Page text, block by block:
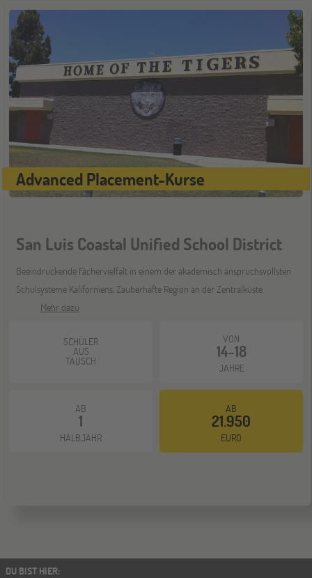
10
OKT
14
OKT
ONLINE
Schüleraustausch-Infoabend (Europa)
17
OKT
Wien
Go Global Now! Messe
28 ONLINE
Schüleraustausch-Infoabend (Ozeanien)
Schüleraustausch-Infoabend (Europa)
Schüleraustausch-Infoabend (Ozeanien &
Nordamerika)
21
DEZ
ONLINE
Advanced Placement-Kurse
San Luis Coastal Unified School District
Beeindruckende Fächervielfalt in einem der akademisch anspruchsvollsten
Schulsysteme Kaliforniens. Zauberhafte Region an der Zentralküste.
Mehr dazu
SCHÜLER
AUS
TAUSCH
VON
14-18
JAHRE
AB
1
HALBJAHR
AB
21.950
EURO
DU BIST HIER: